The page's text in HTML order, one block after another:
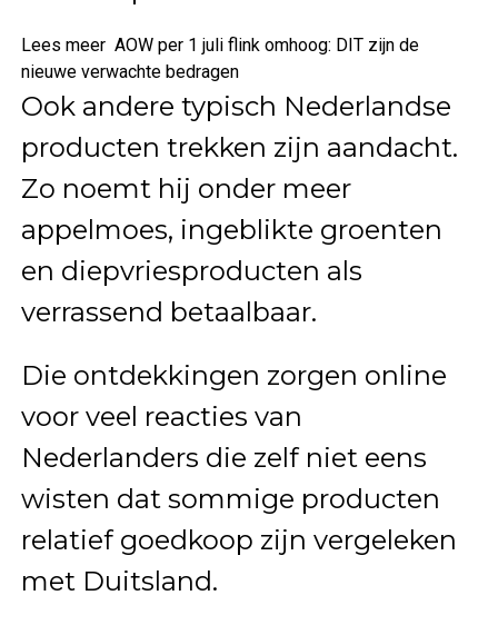
Lees meer AOW per 1 juli flink omhoog: DIT zijn de
nieuwe verwachte bedragen
Ook andere typisch Nederlandse
producten trekken zijn aandacht.
Zo noemt hij onder meer
appelmoes, ingeblikte groenten
en diepvriesproducten als
verrassend betaalbaar.
Die ontdekkingen zorgen online
voor veel reacties van
Nederlanders die zelf niet eens
wisten dat sommige producten
relatief goedkoop zijn vergeleken
met Duitsland.